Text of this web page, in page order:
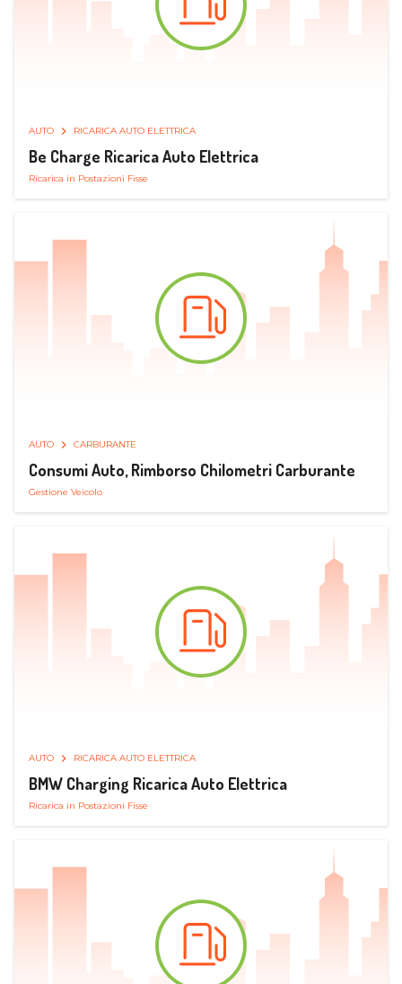
AUTO RICARICA AUTO ELETTRICA
Be Charge Ricarica Auto Elettrica
Ricarica in Postazioni Fisse
AUTO CARBURANTE
Consumi Auto, Rimborso Chilometri Carburante
Gestione Veicolo
AUTO RICARICA AUTO ELETTRICA
BMW Charging Ricarica Auto Elettrica
Ricarica in Postazioni Fisse